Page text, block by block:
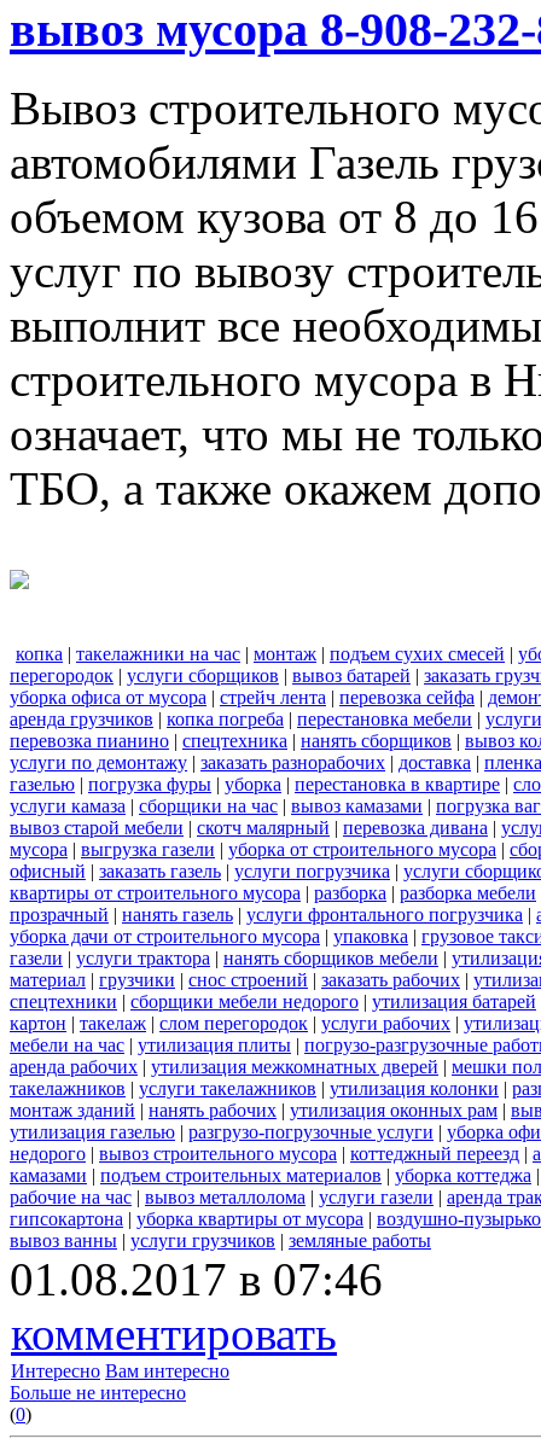
вывоз мусора 8-908-
Вывоз строительного
автомобилями Газель
объемом кузова от 8 до
услуг по вывозу
выполнит все
строительного мусора в
означает, что мы не
ТБО, а также окажем
копка | такелажники на час | монтаж | подъем сухих смесей |
перегородок | услуги сборщиков | вывоз батарей | заказать
уборка офиса от мусора | стрейч лента | перевозка сейфа |
аренда грузчиков | копка погреба | перестановка мебели |
перевозка пианино | спецтехника | нанять сборщиков | вывоз
услуги по демонтажу | заказать разнорабочих | доставка | пленка
газелью | погрузка фуры | уборка | перестановка в квартире |
услуги камаза | сборщики на час | вывоз камазами | погрузка
вывоз старой мебели | скотч малярный | перевозка дивана |
мусора | выгрузка газели | уборка от строительного мусора |
офисный | заказать газель | услуги погрузчика | услуги
квартиры от строительного мусора | разборка | разборка мебели
прозрачный | нанять газель | услуги фронтального погрузчика |
уборка дачи от строительного мусора | упаковка | грузовое
газели | услуги трактора | нанять сборщиков мебели |
материал | грузчики | снос строений | заказать рабочих |
спецтехники | сборщики мебели недорого | утилизация батарей
картон | такелаж | слом перегородок | услуги рабочих |
мебели на час | утилизация плиты | погрузо-разгрузочные
аренда рабочих | утилизация межкомнатных дверей | мешки
такелажников | услуги такелажников | утилизация колонки |
монтаж зданий | нанять рабочих | утилизация оконных рам |
утилизация газелью | разгрузо-погрузочные услуги | уборка
недорого | вывоз строительного мусора | коттеджный переезд |
камазами | подъем строительных материалов | уборка коттеджа
рабочие на час | вывоз металлолома | услуги газели | аренда
гипсокартона | уборка квартиры от мусора | воздушно-
вывоз ванны | услуги грузчиков | земляные работы
01.08.2017 в 07:46
комментировать
Интересно Вам интересно
Больше не интересно
(0)